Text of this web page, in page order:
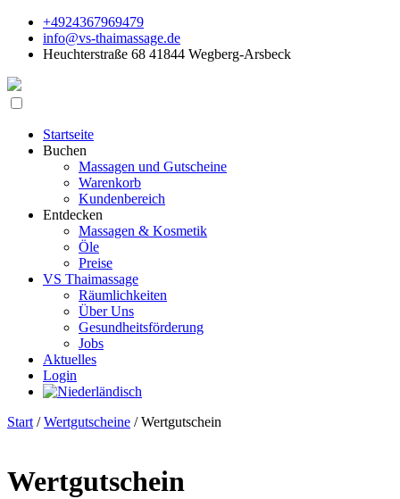
+4924367969479
info@vs-thaimassage.de
Heuchterstraße 68 41844 Wegberg-Arsbeck
Startseite
Buchen
Massagen und Gutscheine
Warenkorb
Kundenbereich
Entdecken
Massagen & Kosmetik
Öle
Preise
VS Thaimassage
Räumlichkeiten
Über Uns
Gesundheitsförderung
Jobs
Aktuelles
Login
Start /Wertgutscheine / Wertgutschein
Wertgutschein